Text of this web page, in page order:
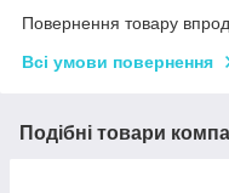
Повернення товару
Всі умови повернення
Подібні товари